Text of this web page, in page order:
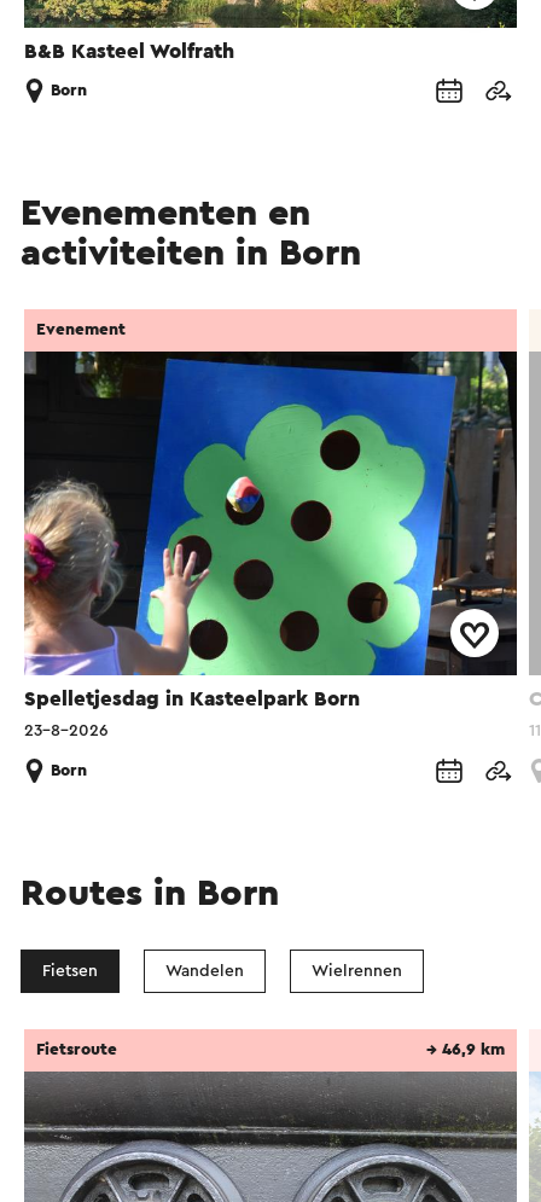
B&B Kasteel Wolfrath
Born
Evenementen en
activiteiten in Born
Spelletjesdag in Kasteelpark Born
Evenement
23-8-2026
Born
Routes in Born
Fietsen Wandelen Wielrennen
Fietsroute → 46,9 km